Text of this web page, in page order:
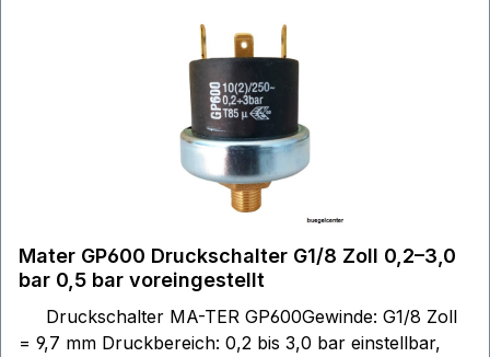
Mater GP600 Druckschalter G1/8 Zoll 0,2–3,0
bar 0,5 bar voreingestellt
Druckschalter MA-TER GP600Gewinde: G1/8 Zoll
= 9,7 mm Druckbereich: 0,2 bis 3,0 bar einstellbar,